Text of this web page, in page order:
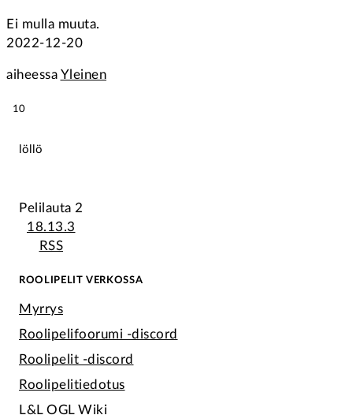
Ei mulla muuta.
2022-12-20
aiheessa Yleinen
10
löllö
Pelilauta 2
18.13.3
RSS
ROOLIPELIT VERKOSSA
Myrrys
Roolipelifoorumi -discord
Roolipelit -discord
Roolipelitiedotus
L&L OGL Wiki